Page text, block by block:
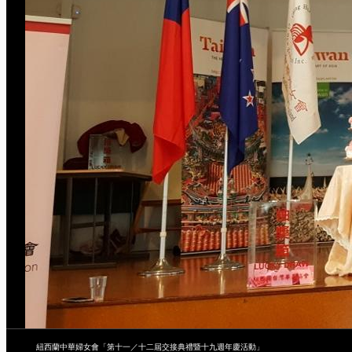
紐西蘭中華婦女會「第十一／十二屆交接典禮暨十九週年慶活動」